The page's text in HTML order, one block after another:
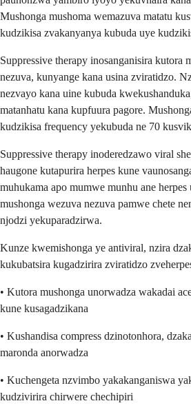
Mushonga mushoma wemazuva matatu
kudzikisa zvakanyanya kubuda uye
Suppressive therapy inosanganisira kutora
nezuva, kunyange kana usina zviratidzo.
nezvayo kana uine kubuda
matanhatu kana kupfuura pagore.
kudzikisa frequency yekubuda ne 70
Suppressive therapy inoderedzawo viral
haugone kutapurira herpes kune
muhukama apo mumwe munhu ane herpes
mushonga wezuva nezuva pamwe chete
njodzi yekuparadzirwa.
Kunze kwemishonga ye antiviral, nzira
kukubatsira kugadzirira zviratidzo
• Kutora mushonga unorwadza wakadai
kune kusagadzikana
• Kushandisa compress dzinotonhora,
maronda anorwadza
• Kuchengeta nzvimbo yakakanganiswa
kudzivirira chirwere chechipiri